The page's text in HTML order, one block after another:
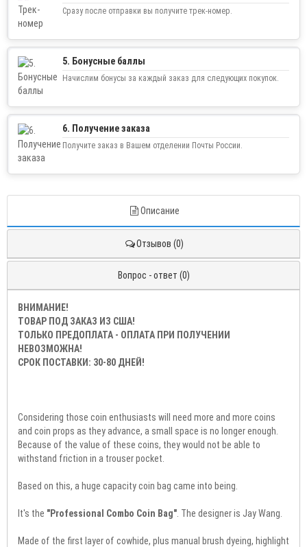
Сразу после отправки вы получите трек-номер.
5. Бонусные баллы
Начислим бонусы за каждый заказ для следующих покупок.
6. Получение заказа
Получите заказ в Вашем отделении Почты России.
Описание
Отзывов (0)
Вопрос - ответ (0)
ВНИМАНИЕ!
ТОВАР ПОД ЗАКАЗ ИЗ США!
ТОЛЬКО ПРЕДОПЛАТА - ОПЛАТА ПРИ ПОЛУЧЕНИИ
НЕВОЗМОЖНА!
СРОК ПОСТАВКИ: 30-80 ДНЕЙ!
Considering those coin enthusiasts will need more and more coins
and coin props as they advance, a small space is no longer enough.
Because of the value of these coins, they would not be able to
withstand friction in a trouser pocket.
Based on this, a huge capacity coin bag came into being.
It's the "Professional Combo Coin Bag" . The designer is Jay Wang.
Made of the first layer of cowhide, plus manual brush dyeing, highlight